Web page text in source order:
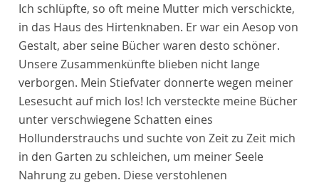
Ich schlüpfte, so oft meine Mutter mich verschickte,
in das Haus des Hirtenknaben. Er war ein Aesop von
Gestalt, aber seine Bücher waren desto schöner.
Unsere Zusammenkünfte blieben nicht lange
verborgen. Mein Stiefvater donnerte wegen meiner
Lesesucht auf mich los! Ich versteckte meine Bücher
unter verschwiegene Schatten eines
Hollunderstrauchs und suchte von Zeit zu Zeit mich
in den Garten zu schleichen, um meiner Seele
Nahrung zu geben. Diese verstohlenen